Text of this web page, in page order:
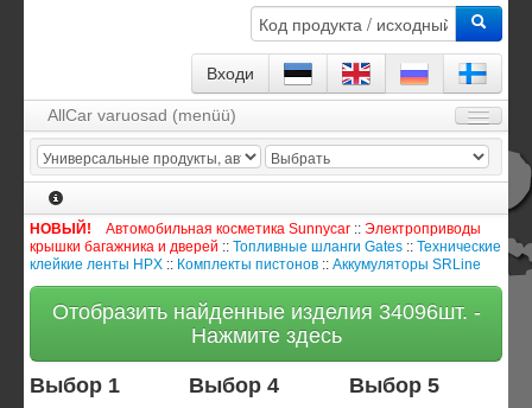
Входи
AllCar varuosad (menüü)
Стартовая
о Фирме
Помощь
Контакт
Каталог / Выбор изделия
Входи
НОВЫЙ! Автомобильная косметика Sunnycar :: Электроприводы
крышки багажника и дверей :: Топливные шланги Gates :: Технические
клейкие ленты HPX :: Комплекты пистонов :: Аккумуляторы SRLine
Отобразить найденные изделия 34096шт. -
Нажмите здесь
Выбор 1 Выбор 4 Выбор 5